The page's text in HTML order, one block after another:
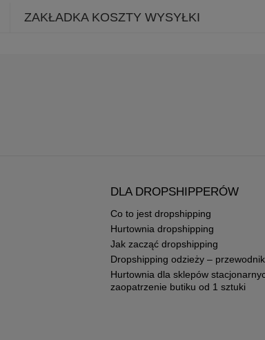
ZAKŁADKA KOSZTY WYSYŁKI
DLA DROPSHIPPERÓW
Co to jest dropshipping
Hurtownia dropshipping
Jak zacząć dropshipping
Dropshipping odzieży – przewodnik
Hurtownia dla sklepów
zaopatrzenie butiku od 1 sztuki